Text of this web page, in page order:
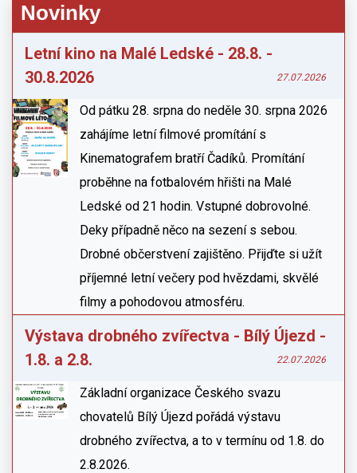
Novinky
Letní kino na Malé Ledské - 28.8. -
30.8.2026
27.07.2026
Od pátku 28. srpna do neděle 30. srpna 2026
zahájíme letní filmové promítání s
Kinematografem bratří Čadíků. Promítání
proběhne na fotbalovém hřišti na Malé
Ledské od 21 hodin. Vstupné dobrovolné.
Deky případně něco na sezení s sebou.
Drobné občerstvení zajištěno. Přijďte si užít
příjemné letní večery pod hvězdami, skvělé
filmy a pohodovou atmosféru.
Výstava drobného zvířectva - Bílý Újezd -
1.8. a 2.8.
22.07.2026
Základní organizace Českého svazu
chovatelů Bílý Újezd pořádá výstavu
drobného zvířectva, a to v termínu od 1.8. do
2.8.2026.